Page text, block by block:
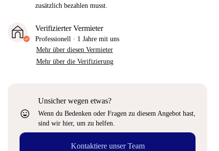
zusätzlich bezahlen musst.
Verifizierter Vermieter
Professionell · 1 Jahre mit uns
Mehr über diesen Vermieter
Mehr über die Verifizierung
sentiment_very_satisfied
Unsicher wegen etwas?
Wenn du Bedenken oder Fragen zu diesem Angebot hast,
sind wir hier, um zu helfen.
Kontaktiere unser Team